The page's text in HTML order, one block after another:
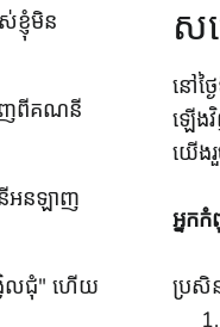
ខ្ញុំមិន
េញពីគណនី
នីអនឡាញ
ង្វិលជុំ" ហើយ
ស
នៅថ្
ឡើង
យើង
អ្នក
ប្រសិ